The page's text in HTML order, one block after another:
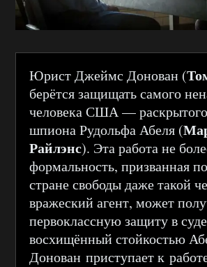
Юрист Джеймс Донован (
берётся защищать самого
человека США — раскрытого
шпиона Рудольфа Абеля (
Райлэнс). Эта работа не
формальность, призванная
стране свободы даже такой
вражеский агент, может
первоклассную защиту в
восхищённый стойкостью
Донован приступает к